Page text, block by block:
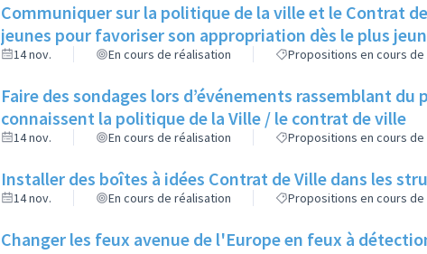
Communiquer sur la politique de la ville et le Contrat
jeunes pour favoriser son appropriation dès le plus
14 nov. En cours de réalisation Propositions en cours
Faire des sondages lors d’événements rassemblant
connaissent la politique de la Ville / le contrat de ville
14 nov. En cours de réalisation Propositions en cours
Installer des boîtes à idées Contrat de Ville dans les
14 nov. En cours de réalisation Propositions en cours
Changer les feux avenue de l'Europe en feux à